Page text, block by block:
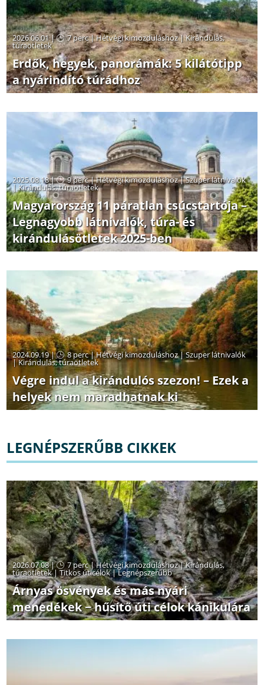
2026.06.01 | 7 perc|Hétvégi kimozduláshoz|Kirándulás,
túraötletek
Erdők, hegyek, panorámák: 5 kilátótipp
a nyárindító túrádhoz
2025.08.18 | 9 perc|Hétvégi kimozduláshoz|Szuper látnivalók
|Kirándulás, túraötletek
Magyarország 11 páratlan csúcstartója –
Legnagyobb látnivalók, túra- és
kirándulásötletek 2025-ben
2024.09.19 | 8 perc|Hétvégi kimozduláshoz|Szuper látnivalók
|Kirándulás, túraötletek
Végre indul a kirándulós szezon! – Ezek a
helyek nem maradhatnak ki
LEGNÉPSZERŰBB CIKKEK
2026.07.08 | 7 perc|Hétvégi kimozduláshoz|Kirándulás,
túraötletek|Titkos úticélok|Legnépszerűbb
Árnyas ösvények és más nyári
menedékek − hűsítő úti célok kánikulára